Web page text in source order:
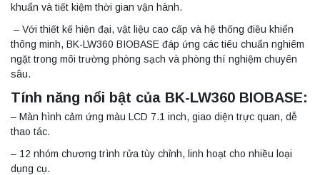
khuẩn và tiết kiệm thời gian vận hành.
– Với thiết kế hiện đại, vật liệu cao cấp và hệ thống điều khiển
thông minh, BK-LW360 BIOBASE đáp ứng các tiêu chuẩn nghiêm
ngặt trong môi trường phòng sạch và phòng thí nghiệm chuyên
sâu.
Tính năng nổi bật của BK-LW360 BIOBASE:
– Màn hình cảm ứng màu LCD 7.1 inch, giao diện trực quan, dễ
thao tác.
– 12 nhóm chương trình rửa tùy chỉnh, linh hoạt cho nhiều loại
dụng cụ.